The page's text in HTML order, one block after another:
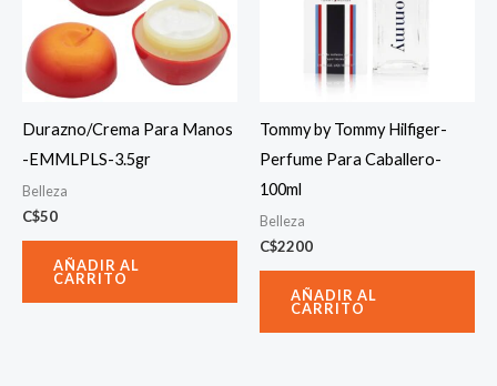
Durazno/Crema Para Manos
-EMMLPLS-3.5gr
Belleza
C$50
AÑADIR AL
CARRITO
Tommy by Tommy Hilfiger-
Perfume Para Caballero-
100ml
Belleza
C$2200
AÑADIR AL
CARRITO